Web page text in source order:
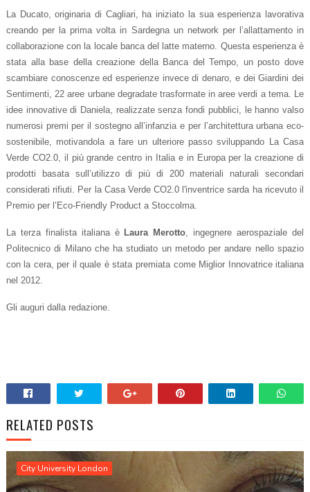
La Ducato, originaria di Cagliari, ha iniziato la sua esperienza lavorativa
creando per la prima volta in Sardegna un network per l’allattamento in
collaborazione con la locale banca del latte materno. Questa esperienza è
stata alla base della creazione della Banca del Tempo, un posto dove
scambiare conoscenze ed esperienze invece di denaro, e dei Giardini dei
Sentimenti, 22 aree urbane degradate trasformate in aree verdi a tema. Le
idee innovative di Daniela, realizzate senza fondi pubblici, le hanno valso
numerosi premi per il sostegno all’infanzia e per l’architettura urbana eco-
sostenibile, motivandola a fare un ulteriore passo sviluppando La Casa
Verde CO2.0, il più grande centro in Italia e in Europa per la creazione di
prodotti basata sull’utilizzo di più di 200 materiali naturali secondari
considerati rifiuti. Per la Casa Verde CO2.0 l'inventrice sarda ha ricevuto il
Premio per l’Eco-Friendly Product a Stoccolma.
La terza finalista italiana è Laura Merotto , ingegnere aerospaziale del
Politecnico di Milano che ha studiato un metodo per andare nello spazio
con la cera, per il quale è stata premiata come Miglior Innovatrice italiana
nel 2012.
Gli auguri dalla redazione.
RELATED POSTS
City University London